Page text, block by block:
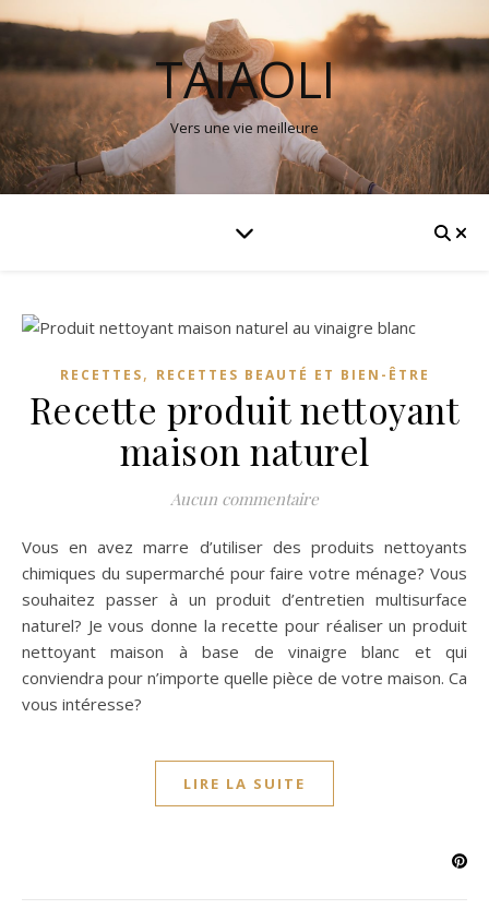
TAIAOLI
Vers une vie meilleure
RECETTES, RECETTES BEAUTÉ ET BIEN-ÊTRE
Recette produit nettoyant
maison naturel
Aucun commentaire
Vous en avez marre d’utiliser des produits nettoyants
chimiques du supermarché pour faire votre ménage? Vous
souhaitez passer à un produit d’entretien multisurface
naturel? Je vous donne la recette pour réaliser un produit
nettoyant maison à base de vinaigre blanc et qui
conviendra pour n’importe quelle pièce de votre maison. Ca
vous intéresse?
LIRE LA SUITE